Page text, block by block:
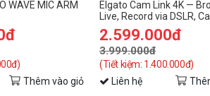
WAVE MIC ARM
Thêm vào giỏ
Elgato Cam Link 4K —
Live, Record via DSLR,
or Action cam, 1080p60
30 fps, Compact HDMI
Device, USB 3.0
2.599.000đ
3.999.000đ
(Tiết kiệm: 1.400.000đ)
Liên hệ